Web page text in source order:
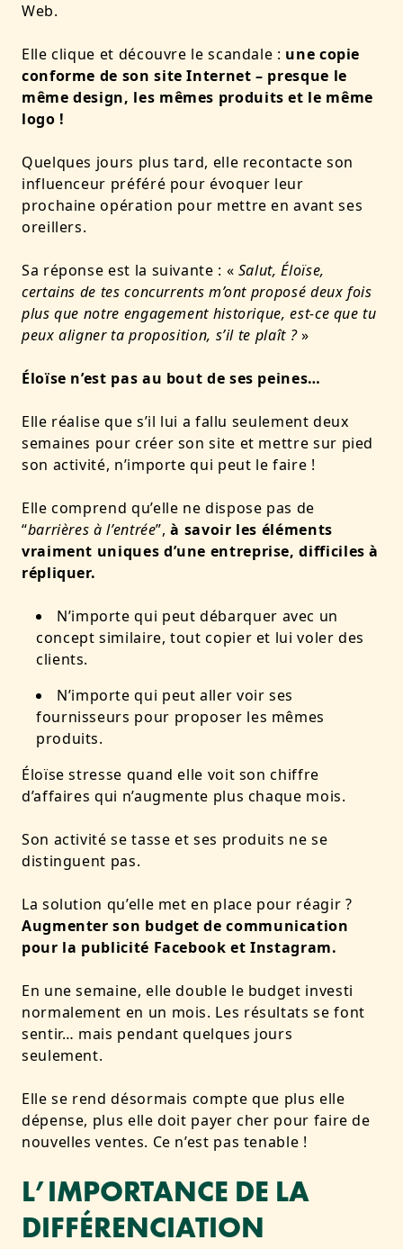
Web.
Elle clique et découvre le scandale : une copie
conforme de son site Internet – presque le
même design, les mêmes produits et le même
logo !
Quelques jours plus tard, elle recontacte son
influenceur préféré pour évoquer leur
prochaine opération pour mettre en avant ses
oreillers.
Sa réponse est la suivante : « Salut, Éloïse,
certains de tes concurrents m’ont proposé deux fois
plus que notre engagement historique, est-ce que tu
peux aligner ta proposition, s’il te plaît ?»
Éloïse n’est pas au bout de ses peines…
Elle réalise que s’il lui a fallu seulement deux
semaines pour créer son site et mettre sur pied
son activité, n’importe qui peut le faire !
Elle comprend qu’elle ne dispose pas de
“barrières à l’entrée”,à savoir les éléments
vraiment uniques d’une entreprise, difficiles à
répliquer.
N’importe qui peut débarquer avec un
concept similaire,tout copier et lui voler des
clients.
N’importe qui peut aller voir ses
fournisseurs pour proposer les mêmes
produits.
Éloïse stresse quand elle voit son chiffre
d’affaires qui n’augmente plus chaque mois.
Son activité se tasse et ses produits ne se
distinguent pas.
La solution qu’elle met en place pour réagir ?
Augmenter son budget de communication
pour la publicité Facebook et Instagram.
En une semaine, elle double le budget investi
normalement en un mois. Les résultats se font
sentir… mais pendant quelques jours
seulement.
Elle se rend désormais compte que plus elle
dépense, plus elle doit payer cher pour faire de
nouvelles ventes. Ce n’est pas tenable !
L’IMPORTANCE DE LA
DIFFÉRENCIATION